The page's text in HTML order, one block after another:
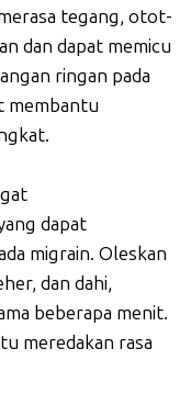
tegang, otot-
dan dapat memicu
ringan pada
membantu
dapat
migrain. Oleskan
dan dahi,
beberapa menit.
meredakan rasa